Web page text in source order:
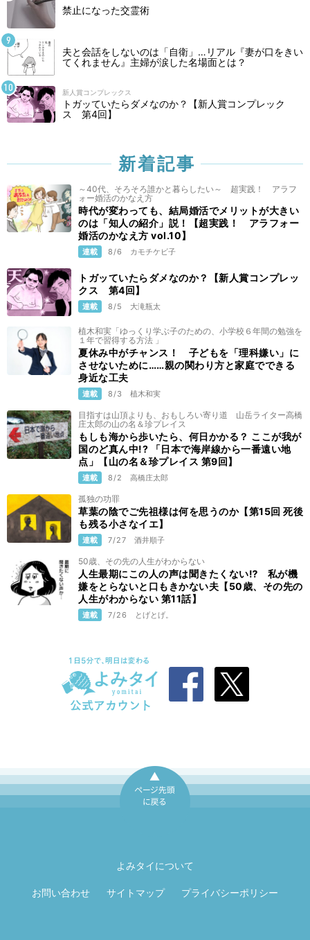
禁止になった交霊術
夫と会話をしないのは「自衛」…リアル『妻が口をきい
てくれません』主婦が涙した名場面とは？
新人賞コンプレックス
トガッていたらダメなのか？【新人賞コンプレック
ス 第4回】
新着記事
～40代、そろそろ誰かと暮らしたい～ 超実践！ アラフ
ォー婚活のかなえ方
時代が変わっても、結局婚活でメリットが大きい
のは「知人の紹介」説！【超実践！ アラフォー
婚活のかなえ方 vol.10】
連載 8/6 カモチケビ子
トガッていたらダメなのか？【新人賞コンプレッ
クス 第4回】
連載 8/5 大滝瓶太
植木和実「ゆっくり学ぶ子のための、小学校６年間の勉強を
１年で習得する方法 」
夏休み中がチャンス！ 子どもを「理科嫌い」に
させないために……親の関わり方と家庭でできる
身近な工夫
連載 8/3 植木和実
目指すは山頂よりも、おもしろい寄り道 山岳ライター高橋
庄太郎の山の名＆珍プレイス
もしも海から歩いたら、何日かかる？ ここが我が
国のど真ん中!? 「日本で海岸線から一番遠い地
点」【山の名＆珍プレイス 第9回】
連載 8/2 高橋庄太郎
孤独の功罪
草葉の陰でご先祖様は何を思うのか【第15回 死後
も残る小さなイエ】
連載 7/27 酒井順子
50歳、その先の人生がわからない
人生最期にこの人の声は聞きたくない⁉ 私が機
嫌をとらないと口もきかない夫【50歳、その先の
人生がわからない 第11話】
連載 7/26 とげとげ。
よみタイについて
お問い合わせ サイトマップ プライバシーポリシー